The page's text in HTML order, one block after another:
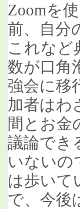
Zoomを
前、自分
これなど
数が口角
強会に移
加者はわ
間とお金
議論でき
いないの
は歩いて
で、今後